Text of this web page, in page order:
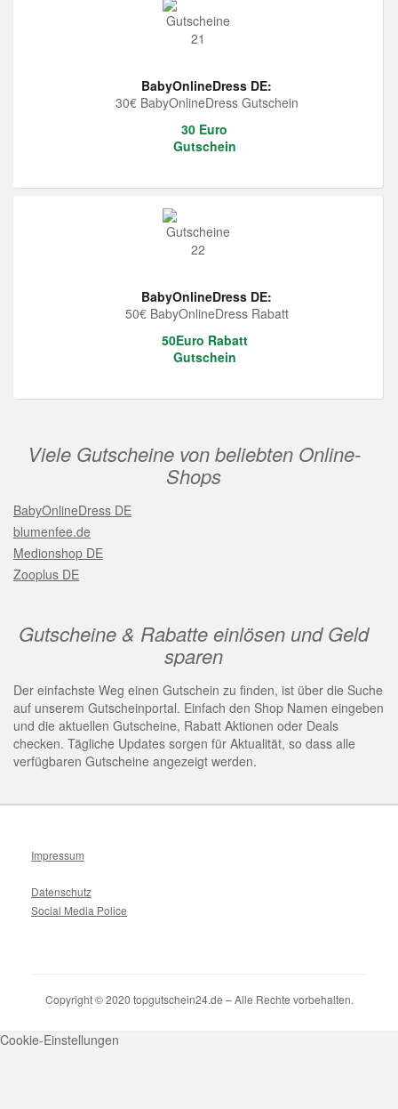
BabyOnlineDress DE:
30€ BabyOnlineDress Gutschein
30 Euro
Gutschein
BabyOnlineDress DE:
50€ BabyOnlineDress Rabatt
50Euro Rabatt
Gutschein
Viele Gutscheine von beliebten Online-
Shops
BabyOnlineDress DE
blumenfee.de
Medionshop DE
Zooplus DE
Gutscheine & Rabatte einlösen und Geld
sparen
Der einfachste Weg einen Gutschein zu finden, ist über die Suche
auf unserem Gutscheinportal. Einfach den Shop Namen eingeben
und die aktuellen Gutscheine, Rabatt Aktionen oder Deals
checken. Tägliche Updates sorgen für Aktualität, so dass alle
verfügbaren Gutscheine angezeigt werden.
Impressum
Datenschutz
Social Media Police
Copyright © 2020 topgutschein24.de – Alle Rechte vorbehalten.
Cookie-Einstellungen